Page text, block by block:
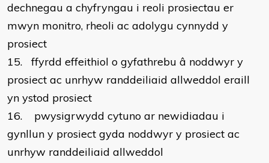
dechnegau a chyfryngau i reoli prosiectau er
mwyn monitro, rheoli ac adolygu cynnydd y
prosiect
15.
ffyrdd effeithiol o gyfathrebu â noddwyr y
prosiect ac unrhyw randdeiliaid allweddol eraill
yn ystod prosiect
16.
pwysigrwydd cytuno ar newidiadau i
gynllun y prosiect gyda noddwyr y prosiect ac
unrhyw randdeiliaid allweddol